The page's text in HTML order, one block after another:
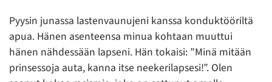
Pyysin junassa lastenvaunujeni kanssa konduktööriltä
apua. Hänen asenteensa minua kohtaan muuttui
hänen nähdessään lapseni. Hän tokaisi: ”Minä mitään
prinsessoja auta, kanna itse neekerilapsesi!”. Olen